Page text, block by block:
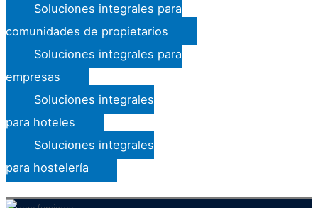
Soluciones integrales para
comunidades de propietarios
Soluciones integrales para
empresas
Soluciones integrales
para hoteles
Soluciones integrales
para hostelería